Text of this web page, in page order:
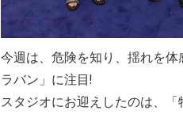
今週は、危険を知り、揺れを
ラバン」に注目!
スタジオにお迎えしたのは、